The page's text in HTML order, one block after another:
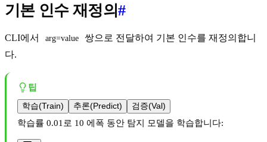
기본 인수 재정의#
CLI에서 arg=value
쌍으로 전달하여 기본 인수를 재정의합니
다.
팁
학습(Train)
추론(Predict)
검증(Val)
학습률 0.01로 10 에폭 동안 탐지 모델을 학습합니다: